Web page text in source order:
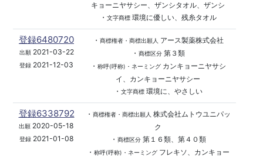
キョーニヤサシー、ザンシタオル、ザンシ
・ 文字商標環境に優しい、残糸タオル
登録6480720
出願2021-03-22
登録 2021-12-03
・ 商標権者・商標出願人
アース製薬株式会社
・ 商標区分第３類
・ 称呼(呼称)・ネーミングカンキョーニヤサシ
イ、カンキョーニヤサシー
・ 文字商標環境に、やさしい
登録6338792
出願 2020-05-18
登録2021-01-08
・ 商標権者・商標出願人 株式会社ムトウユニパッ
ク
・ 商標区分第１６類、第４０類
・ 称呼(呼称)・ネーミングフレキソ、カンキョー